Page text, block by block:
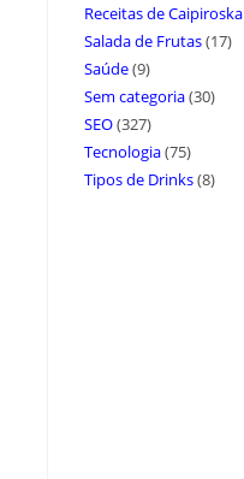
Receitas de Caipiroska
Salada de Frutas(17)
Saúde(9)
Sem categoria(30)
SEO(327)
Tecnologia(75)
Tipos de Drinks(8)